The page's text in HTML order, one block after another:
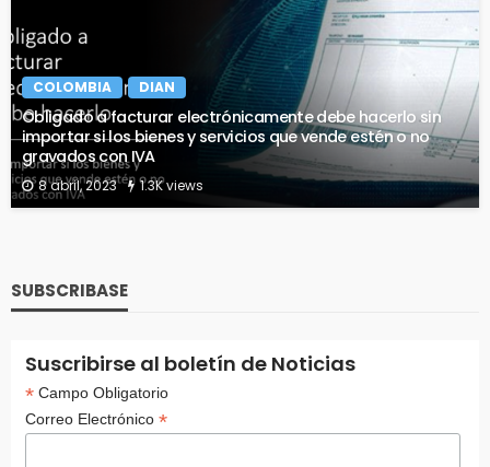
COLOMBIA DIAN
Obligado a facturar electrónicamente debe hacerlo sin
importar si los bienes y servicios que vende estén o no
gravados con IVA
8 abril, 2023 1.3K views
SUBSCRIBASE
Suscribirse al boletín de Noticias
*Campo Obligatorio
Correo Electrónico *